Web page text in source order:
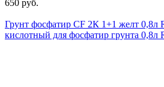
650 руб.
Грунт фосфатир CF 2К 1+1 желт 0,8л
кислотный для фосфатир грунта 0,8л